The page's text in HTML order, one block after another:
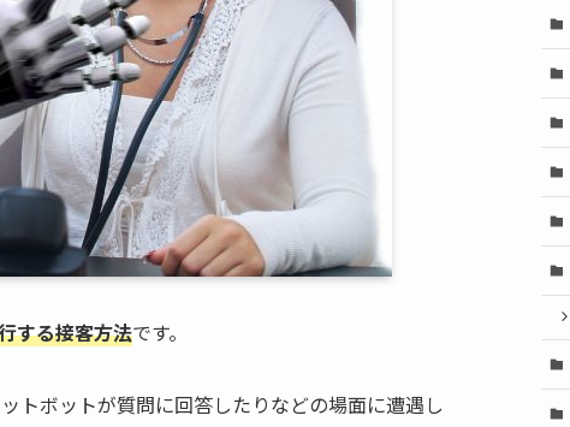
する接客方法です。
トボットが質問に回答したりなどの場面に遭遇し